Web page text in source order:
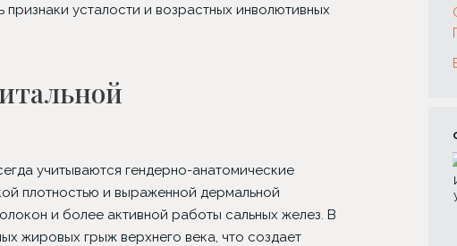
усталости и возрастных инволютивных
учитываются гендерно-анатомические
плотностью и выраженной дермальной
и более активной работы сальных желез. В
жировых грыж верхнего века, что создает
Классическая
абдоминопластика
Имплантация зубов с
установкой коронок